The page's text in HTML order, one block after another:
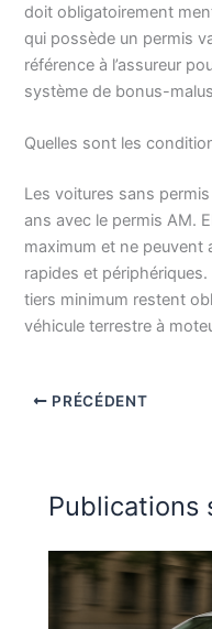
doit obligatoirement
qui possède un permis
référence à l’assureur
système de bonus-
Quelles sont les
Les voitures sans
ans avec le permis AM.
maximum et ne peuvent
rapides et périphériques.
tiers minimum restent
véhicule terrestre à
PRÉCÉDENT
Publications